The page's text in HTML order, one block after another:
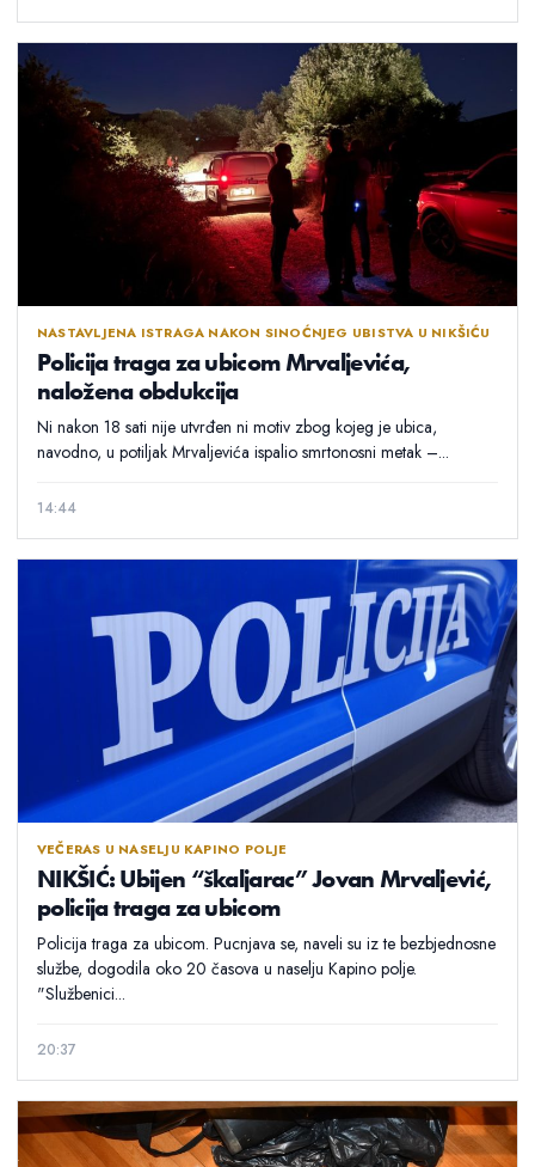
NASTAVLJENA ISTRAGA NAKON SINOĆNJEG UBISTVA U NIKŠIĆU
Policija traga za ubicom Mrvaljevića,
naložena obdukcija
Ni nakon 18 sati nije utvrđen ni motiv zbog kojeg je ubica,
navodno, u potiljak Mrvaljevića ispalio smrtonosni metak –...
14:44
VEČERAS U NASELJU KAPINO POLJE
NIKŠIĆ: Ubijen “škaljarac” Jovan Mrvaljević,
policija traga za ubicom
Policija traga za ubicom. Pucnjava se, naveli su iz te bezbjednosne
službe, dogodila oko 20 časova u naselju Kapino polje.
"Službenici...
20:37